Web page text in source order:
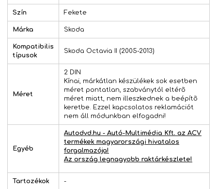
Szín Fekete
Márka Skoda
Kompatibilis
típusok
Skoda Octavia II (2005-2013)
Méret
2 DIN
Kínai, márkátlan készülékek sok esetben
méret pontatlan, szabványtól eltérõ
méret miatt, nem illeszkednek a beépítõ
keretbe. Ezzel kapcsolatos reklamációt
nem áll módunkban elfogadni!
Egyéb
Autodvd.hu - Autó-Multimédia Kft. az ACV
termékek magyarországi hivatalos
forgalmazója!
Az ország legnagyobb raktárkészlete!
Tartozékok -